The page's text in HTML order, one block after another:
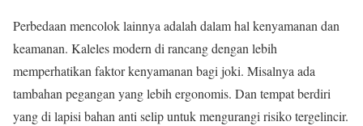
Perbedaan mencolok lainnya adalah dalam hal kenyamanan dan
keamanan. Kaleles modern di rancang dengan lebih
memperhatikan faktor kenyamanan bagi joki. Misalnya ada
tambahan pegangan yang lebih ergonomis. Dan tempat berdiri
yang di lapisi bahan anti selip untuk mengurangi risiko tergelincir.